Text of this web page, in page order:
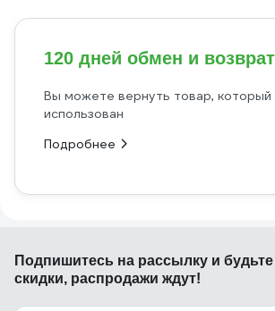
120 дней обмен и возврат
Вы можете вернуть товар, который
использован
Подробнее
Подпишитесь на рассылку и
скидки, распродажи ждут!